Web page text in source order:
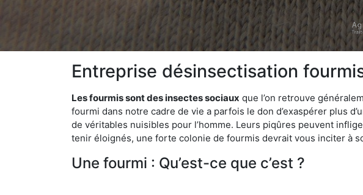
Entreprise désinsectisation
Les fourmis sont des insectes sociaux que l’on retrouve
fourmi dans notre cadre de vie a parfois le don d’exaspérer plus
de véritables nuisibles pour l’homme. Leurs piqûres peuvent
tenir éloignés, une forte colonie de fourmis devrait vous inciter à
Une fourmi : Qu’est-ce que c’est ?